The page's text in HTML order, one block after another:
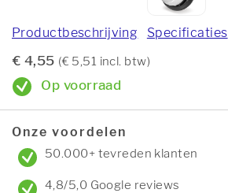
Productbeschrijving Specificaties
€ 4,55 (€ 5,51 incl. btw)
Op voorraad
Onze voordelen
50.000+ tevreden klanten
4,8/5,0 Google reviews